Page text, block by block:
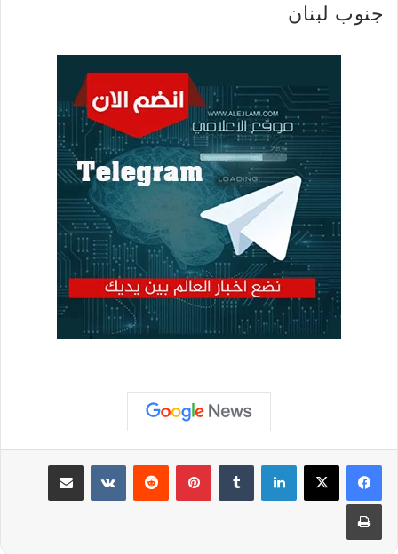
جنوب لبنان
لينكدإن بينتيريست مشاركة عبر البريد
طباعة